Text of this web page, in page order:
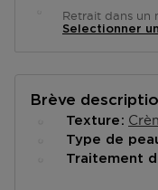
Retrait dans un
Selectionner
Brève
Texture
Type de
Traitement